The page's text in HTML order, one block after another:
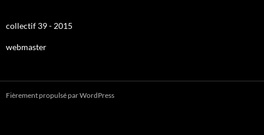
collectif 39 - 2015
webmaster
Fièrement propulsé par WordPress